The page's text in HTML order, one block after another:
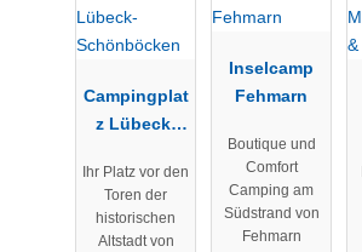
Campingplat
z Lübeck-
n
Ihr Platz vor den
Toren der
historischen
Altstadt von
Inselcamp
Fehmarn
Boutique und
Comfort
Camping am
Südstrand von
Fehmarn